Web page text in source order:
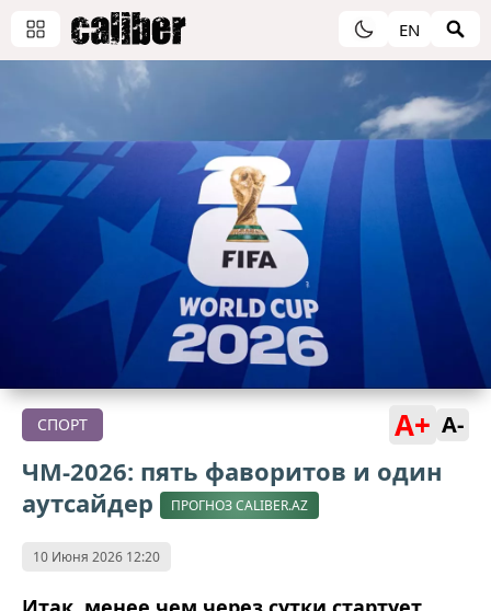
EN
СПОРТ A+ A-
ЧМ-2026: пять фаворитов и один
аутсайдер
ПРОГНОЗ CALIBER.AZ
10 Июня 2026 12:20